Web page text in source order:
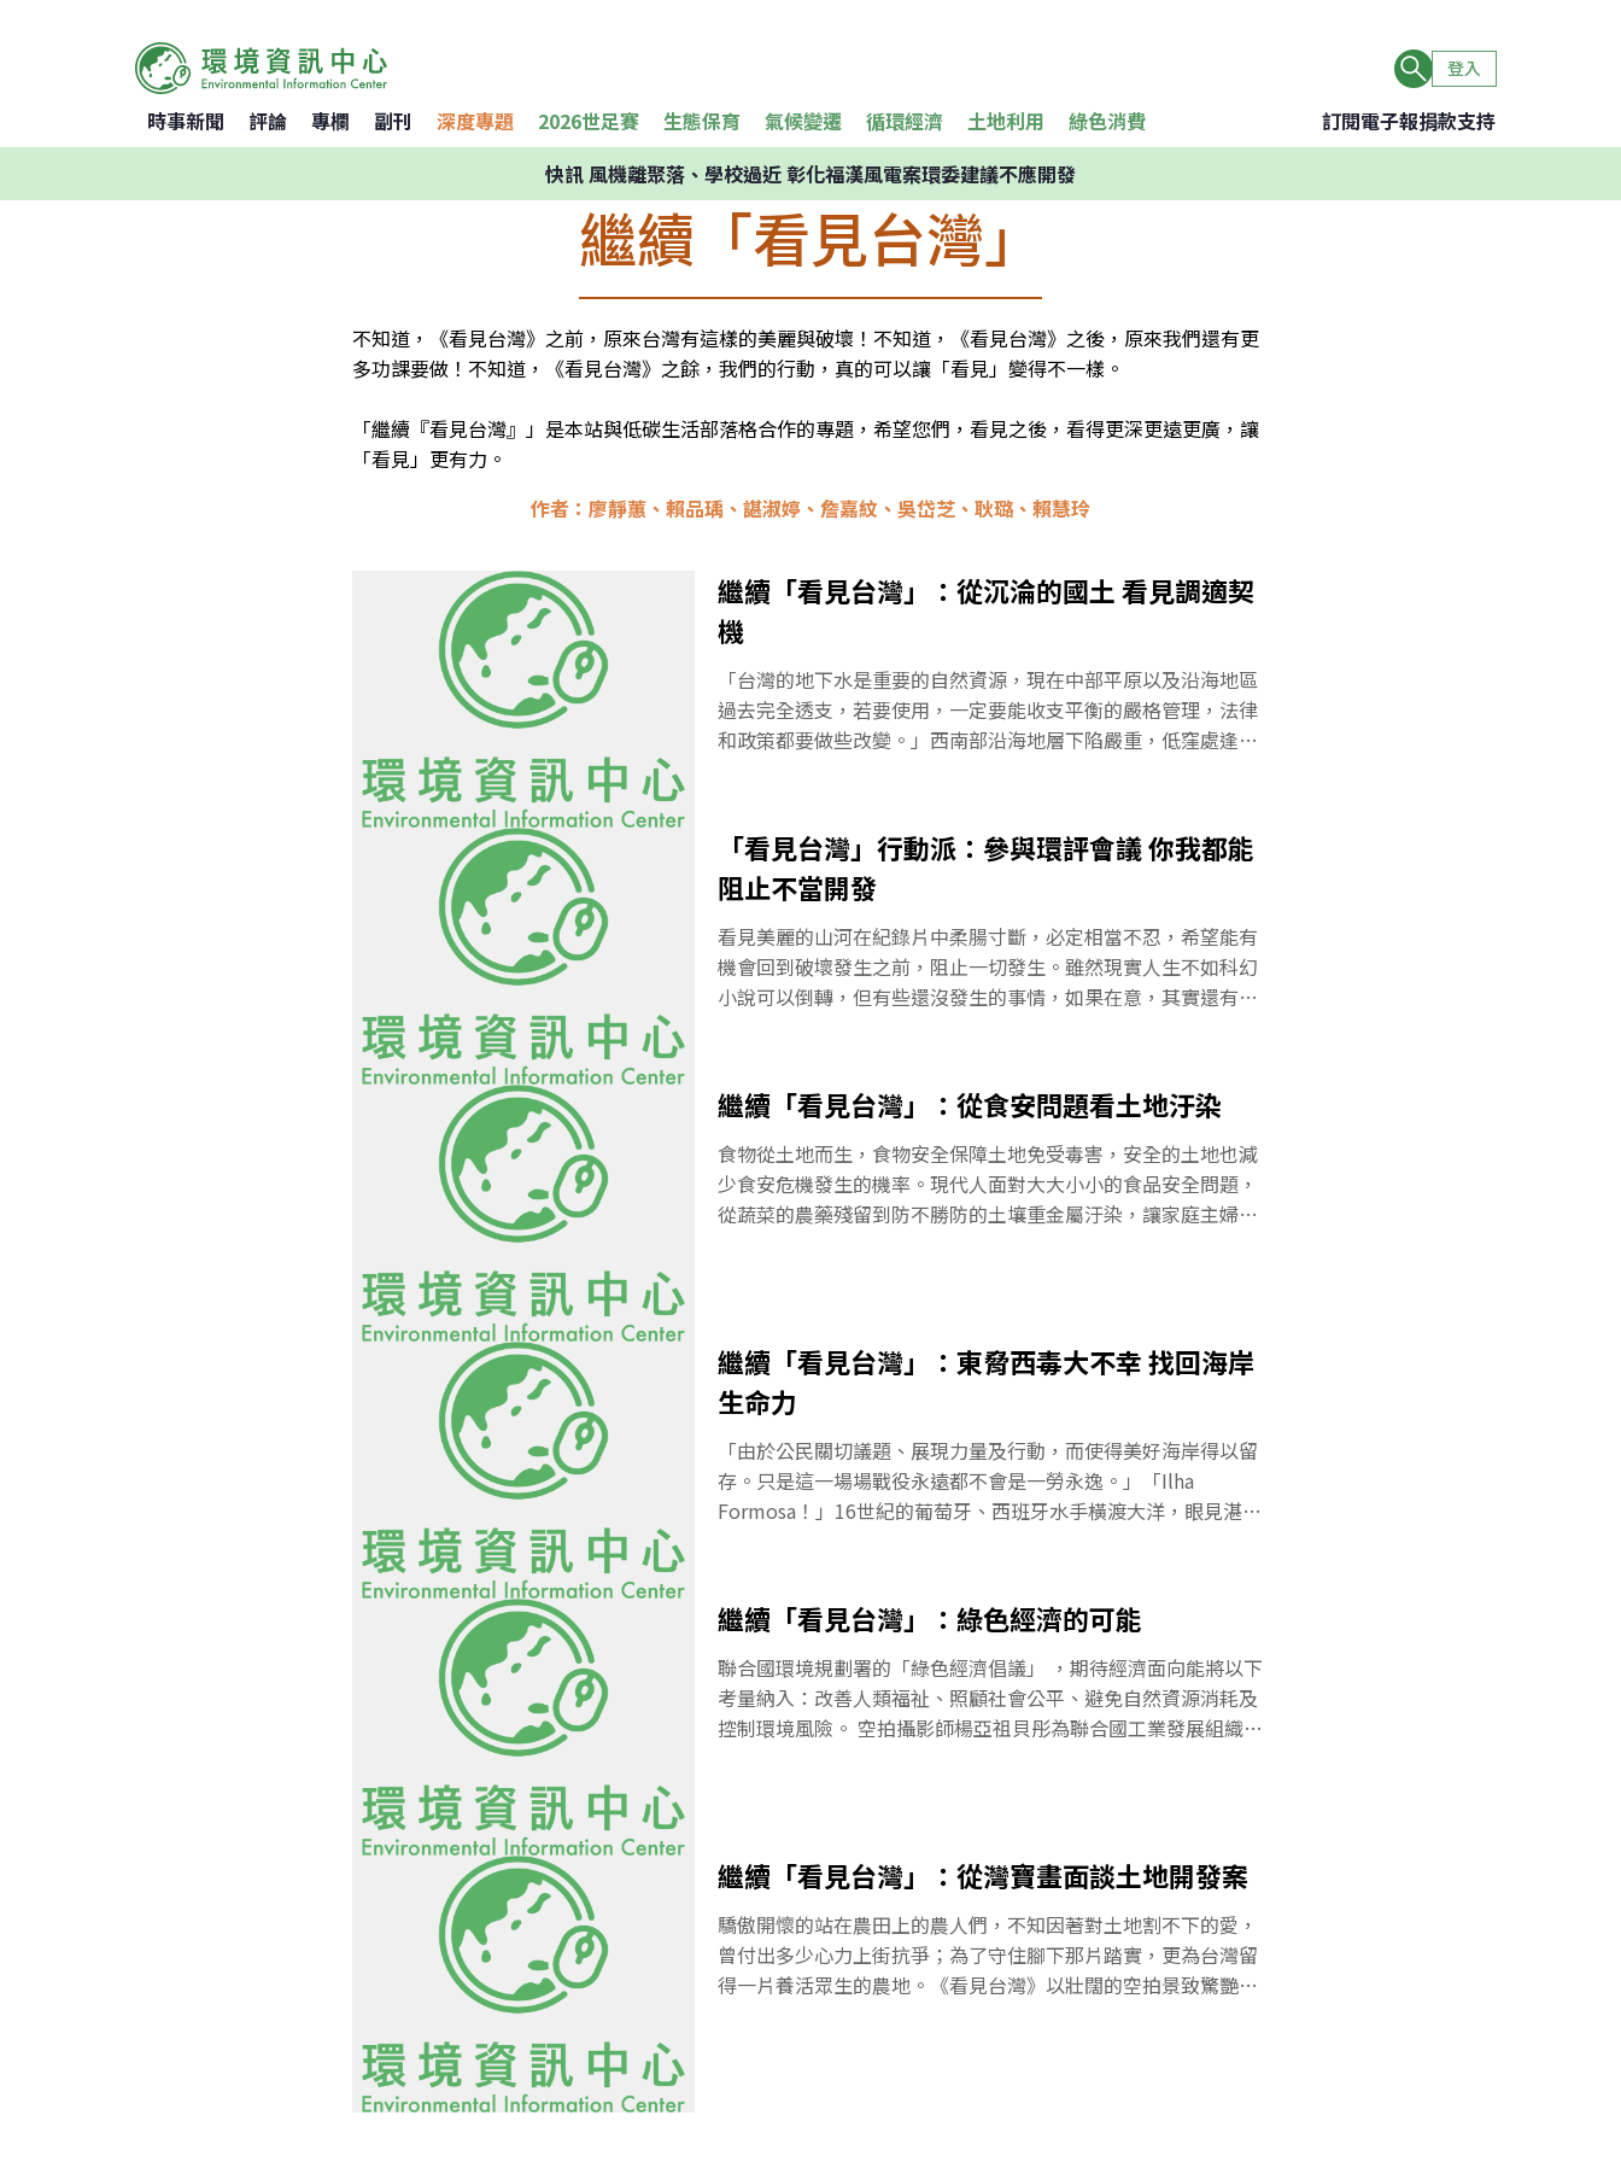
登入
時事新聞 評論 專欄 副刊 深度專題 2026世足賽 生態保育 氣候變遷 循環經濟 土地利用 綠色消費 訂閱電子報捐款支持
快訊風機離聚落、學校過近 彰化福漢風電案環委建議不應開發
繼續「看見台灣」
不知道，《看見台灣》之前，原來台灣有這樣的美麗與破壞！不知道，《看見台灣》之後，原來我們還有更
多功課要做！不知道，《看見台灣》之餘，我們的行動，真的可以讓「看見」變得不一樣。
「繼續『看見台灣』」是本站與低碳生活部落格合作的專題，希望您們，看見之後，看得更深更遠更廣，讓
「看見」更有力。
作者：廖靜蕙、賴品瑀、諶淑婷、詹嘉紋、吳岱芝、耿璐、賴慧玲
繼續「看見台灣」：從沉淪的國土 看見調適契
機
「台灣的地下水是重要的自然資源，現在中部平原以及沿海地區
過去完全透支，若要使用，一定要能收支平衡的嚴格管理，法律
和政策都要做些改變。」西南部沿海地層下陷嚴重，低窪處逢海
限制超抽地下水，而使得先人的陵寢也受害。面對逐漸沉淪的國
土，以及失落的地下水資源，要如何才能扭轉局勢？地層下陷怎
知道？承辦地層下陷防治的水利署台北辦公室水文三科人員表
示，是以內政部「一等水準點」為基準，每年在固定時間，對照
各地區標準點，計算出相對高度所得的結果。即使位於地層下陷
區位，居民是無感的，只能透過建築物的改變得知。虎尾是已知
地層下陷最嚴重的區域，每年以5～7公分的速度下陷。2003年雲
與枯
「看見台灣」行動派：參與環評會議 你我都能
阻止不當開發
看見美麗的山河在紀錄片中柔腸寸斷，必定相當不忍，希望能有
機會回到破壞發生之前，阻止一切發生。雖然現實人生不如科幻
小說可以倒轉，但有些還沒發生的事情，如果在意，其實還有機
立法精神是「為預防及減輕開發行為對環境造成不良影響，藉以
達成環境保護之目的」。因此，也已經有不少民間團體，選擇從
監督環評來守護環境。依照開發規模，開發案分別在中央環保
署，或各地方縣市環保局進行環評審查。這個審查，將由「環境
影響評估審查委員會」負責進行，由專家學者所組成的環評委
繼續「看見台灣」：從食安問題看土地汙染
食物從土地而生，食物安全保障土地免受毒害，安全的土地也減
少食安危機發生的機率。現代人面對大大小小的食品安全問題，
從蔬菜的農藥殘留到防不勝防的土壤重金屬汙染，讓家庭主婦疲
這樣的人珍惜台灣、珍惜土地，未來似乎也有了一線希望。不過
在介紹這兩人之前，《看見台灣》安排了很多民俗節慶的畫面，
齊柏林導演藉此表達，其實一般老百姓碰到這些問題，多數還是
只能祈求上天風調雨順，他們並無法解決那個矛盾和衝突；或甚
至有民眾就此因噎廢食，因害怕蔬菜有農藥殘留而改吃罐頭食
品。
繼續「看見台灣」：東脅西毒大不幸 找回海岸
生命力
「由於公民關切議題、展現力量及行動，而使得美好海岸得以留
存。只是這一場場戰役永遠都不會是一勞永逸。」「Ilha
Formosa！」16世紀的葡萄牙、西班牙水手橫渡大洋，眼見湛藍
出包容多元、海洋性格的輝煌。場景跳轉，400多年後的今日，
若水手們再次自海上眺望，昔日諸多秀麗景緻卻成了幾乎包圍全
島的灰色水泥消波塊堤防、大雨後經由河川傾瀉而出的不明鮮豔
汙水、以及很一致地佈滿各式垃圾的多樣海岸地形，讚嘆瞬間變
了惋嘆！當《看見台灣》從高空俯瞰，帶領許多島民一覽這位於
（20
繼續「看見台灣」：綠色經濟的可能
聯合國環境規劃署的「綠色經濟倡議」 ，期待經濟面向能將以下
考量納入：改善人類福祉、照顧社會公平、避免自然資源消耗及
控制環境風險。 空拍攝影師楊亞祖貝彤為聯合國工業發展組織拍
為自己的企業、公司、機構與這些自然環境因子危機沒有關係，
那就錯了，住在城市中的我們享受便利之餘，竟不知自然資源無
形中在你辦公室、家裡、逛街血拚、享受美食中一點一滴消耗。
但我們能做些什麼兼顧經濟及環保？近年來由於開發的持續，環
境的破壞，自然資源遭過度取得利用，加速氣候變遷的潛在風
繼續「看見台灣」：從灣寶畫面談土地開發案
驕傲開懷的站在農田上的農人們，不知因著對土地割不下的愛，
曾付出多少心力上街抗爭；為了守住腳下那片踏實，更為台灣留
得一片養活眾生的農地。《看見台灣》以壯闊的空拍景致驚艷全